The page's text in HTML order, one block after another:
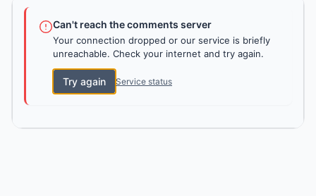
Can't reach the comments server
Your connection dropped or our service is briefly
unreachable. Check your internet and try again.
Try again Service status